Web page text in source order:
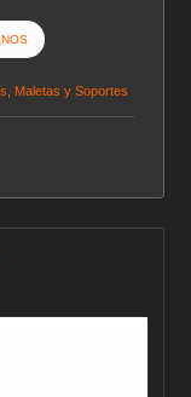
Maletas y Soportes